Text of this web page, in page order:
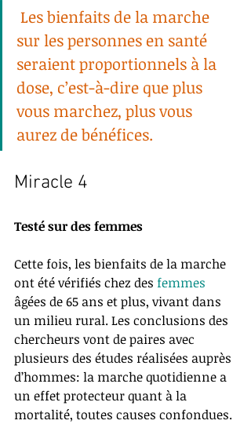
sur les personnes en santé
seraient proportionnels à la
dose, c’est-à-dire que plus
vous marchez, plus vous
aurez de bénéfices.
Miracle 4
Testé sur des femmes
Cette fois, les bienfaits de la marche
ont été vérifiés chez des femmes
âgées de 65 ans et plus, vivant dans
un milieu rural. Les conclusions des
chercheurs vont de paires avec
plusieurs des études réalisées auprès
d’hommes: la marche quotidienne a
un effet protecteur quant à la
mortalité, toutes causes confondues.